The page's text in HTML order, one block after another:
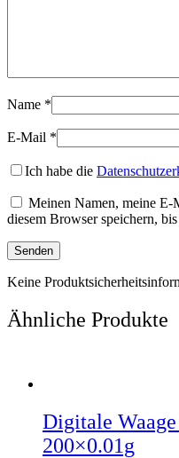
Name *
E-Mail *
Ich habe die
Meinen Namen, meine E-
diesem Browser speichern,
Keine
Ähnliche Produkte
Digitale
200×0.01g